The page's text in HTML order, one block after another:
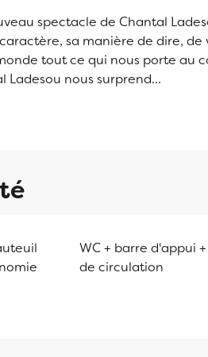
spectacle de Chantal
sa manière de dire, de
tout ce qui nous porte au
Ladesou nous surprend...
WC + barre d'appui
de circulation